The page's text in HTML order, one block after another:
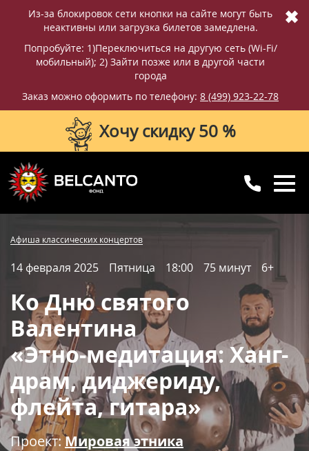
Из-за блокировок сети кнопки на сайте могут быть
неактивны или загрузка билетов замедлена.
Попробуйте: 1)Переключиться на другую сеть (Wi-Fi/
мобильный); 2) Зайти позже или в другой части
города
Заказ можно оформить по телефону: 8 (499) 923-22-78
✖
Хочу скидку 50 %
с 10:00 до 20:00
Вопросы и ответы Схема зала
Правила покупки билетов
Афиша классических концертов
14 февраля 2025 Пятница 18:00 75 минут 6+
Ко Дню святого
Валентина
«Этно‑медитация: Ханг-
драм, диджериду,
флейта, гитара»
Проект:Мировая этника